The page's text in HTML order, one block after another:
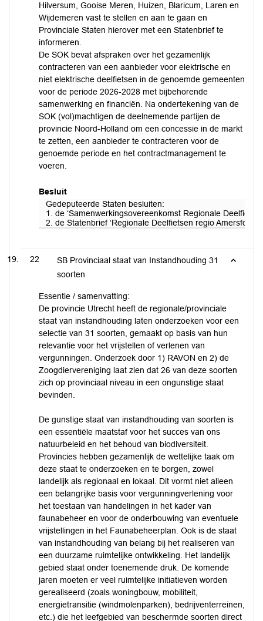
Hilversum, Gooise Meren, Huizen, Blaricum, Laren en
Wijdemeren vast te stellen en aan te gaan en
Provinciale Staten hierover met een Statenbrief te
informeren.
De SOK bevat afspraken over het gezamenlijk
contracteren van een aanbieder voor elektrische en
niet elektrische deelfietsen in de genoemde gemeenten
voor de periode 2026-2028 met bijbehorende
samenwerking en financiën. Na ondertekening van de
SOK (vol)machtigen de deelnemende partijen de
provincie Noord-Holland om een concessie in de markt
te zetten, een aanbieder te contracteren voor de
genoemde periode en het contractmanagement te
voeren.
Besluit
Gedeputeerde Staten besluiten:
1. de ‘Samenwerkingsovereenkomst Regionale
2. de Statenbrief ‘Regionale Deelfietsen regio
22
SB Provinciaal staat van Instandhouding 31
soorten
Essentie / samenvatting:
De provincie Utrecht heeft de regionale/provinciale
staat van instandhouding laten onderzoeken voor een
selectie van 31 soorten, gemaakt op basis van hun
relevantie voor het vrijstellen of verlenen van
vergunningen. Onderzoek door 1) RAVON en 2) de
Zoogdiervereniging laat zien dat 26 van deze soorten
zich op provinciaal niveau in een ongunstige staat
bevinden.
De gunstige staat van instandhouding van soorten is
een essentiële maatstaf voor het succes van ons
natuurbeleid en het behoud van biodiversiteit.
Provincies hebben gezamenlijk de wettelijke taak om
deze staat te onderzoeken en te borgen, zowel
landelijk als regionaal en lokaal. Dit vormt niet alleen
een belangrijke basis voor vergunningverlening voor
het toestaan van handelingen in het kader van
faunabeheer en voor de onderbouwing van eventuele
vrijstellingen in het Faunabeheerplan. Ook is de staat
van instandhouding van belang bij het realiseren van
een duurzame ruimtelijke ontwikkeling. Het landelijk
gebied staat onder toenemende druk. De komende
jaren moeten er veel ruimtelijke initiatieven worden
gerealiseerd (zoals woningbouw, mobiliteit,
energietransitie (windmolenparken), bedrijventerreinen,
etc.) die het leefgebied van beschermde soorten direct